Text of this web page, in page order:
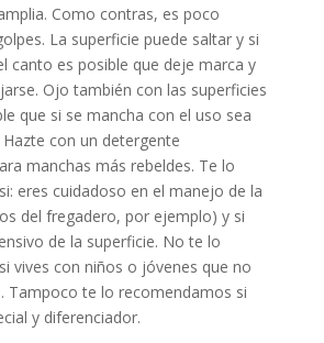
Como contras, es poco
La superficie puede saltar y si
canto es posible que deje marca y
Ojo también con las superficies
que si se mancha con el uso sea
con un detergente
manchas más rebeldes. Te lo
eres cuidadoso en el manejo de la
del fregadero, por ejemplo) y si
de la superficie. No te lo
vives con niños o jóvenes que no
Tampoco te lo recomendamos si
y diferenciador.